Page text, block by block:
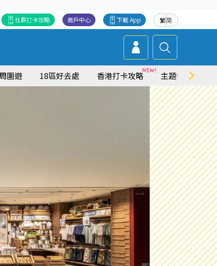
繁简
下載 App
商戶中心
社群打卡攻略
圍遊 18區好去處 香港打卡攻略 主題特集